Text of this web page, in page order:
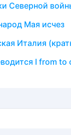
Северной
Мая исчез
Италия
I from